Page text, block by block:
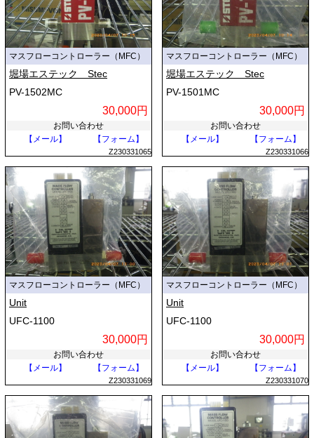
マスフローコントローラー（MFC）
堀場エステック Stec
PV-1502MC
30,000円
お問い合わせ
【メール】
【フォーム】
Z230331065
マスフローコントローラー（MFC）
堀場エステック Stec
PV-1501MC
30,000円
お問い合わせ
【メール】
【フォーム】
Z230331066
マスフローコントローラー（MFC）
Unit
UFC-1100
30,000円
お問い合わせ
【メール】
【フォーム】
Z230331069
マスフローコントローラー（MFC）
Unit
UFC-1100
30,000円
お問い合わせ
【メール】
【フォーム】
Z230331070